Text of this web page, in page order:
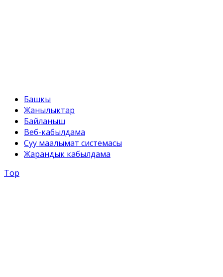
Башкы
Жанылыктар
Байланыш
Веб-кабылдама
Суу маалымат системасы
Жарандык кабылдама
Top